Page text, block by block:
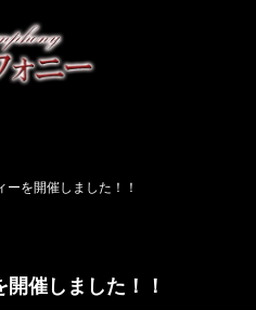
ーを開催しました！！
催しました！！